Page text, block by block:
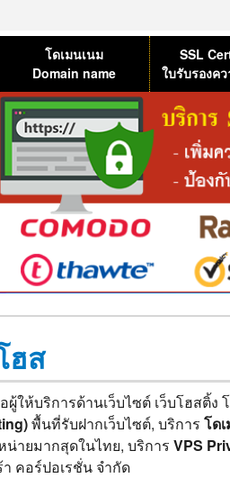
โดเมนเนม
Domain name
SSL
ใบรับรองค
ฮส
ผู้ให้บริการด้านเว็บไซต์ เว็บโฮสติ้
พื้นที่รับฝากเว็บไซต์, บริการ โด
ายมากสุดในไทย, บริการ VPS
คอร์ปอเรชั่น จำกัด